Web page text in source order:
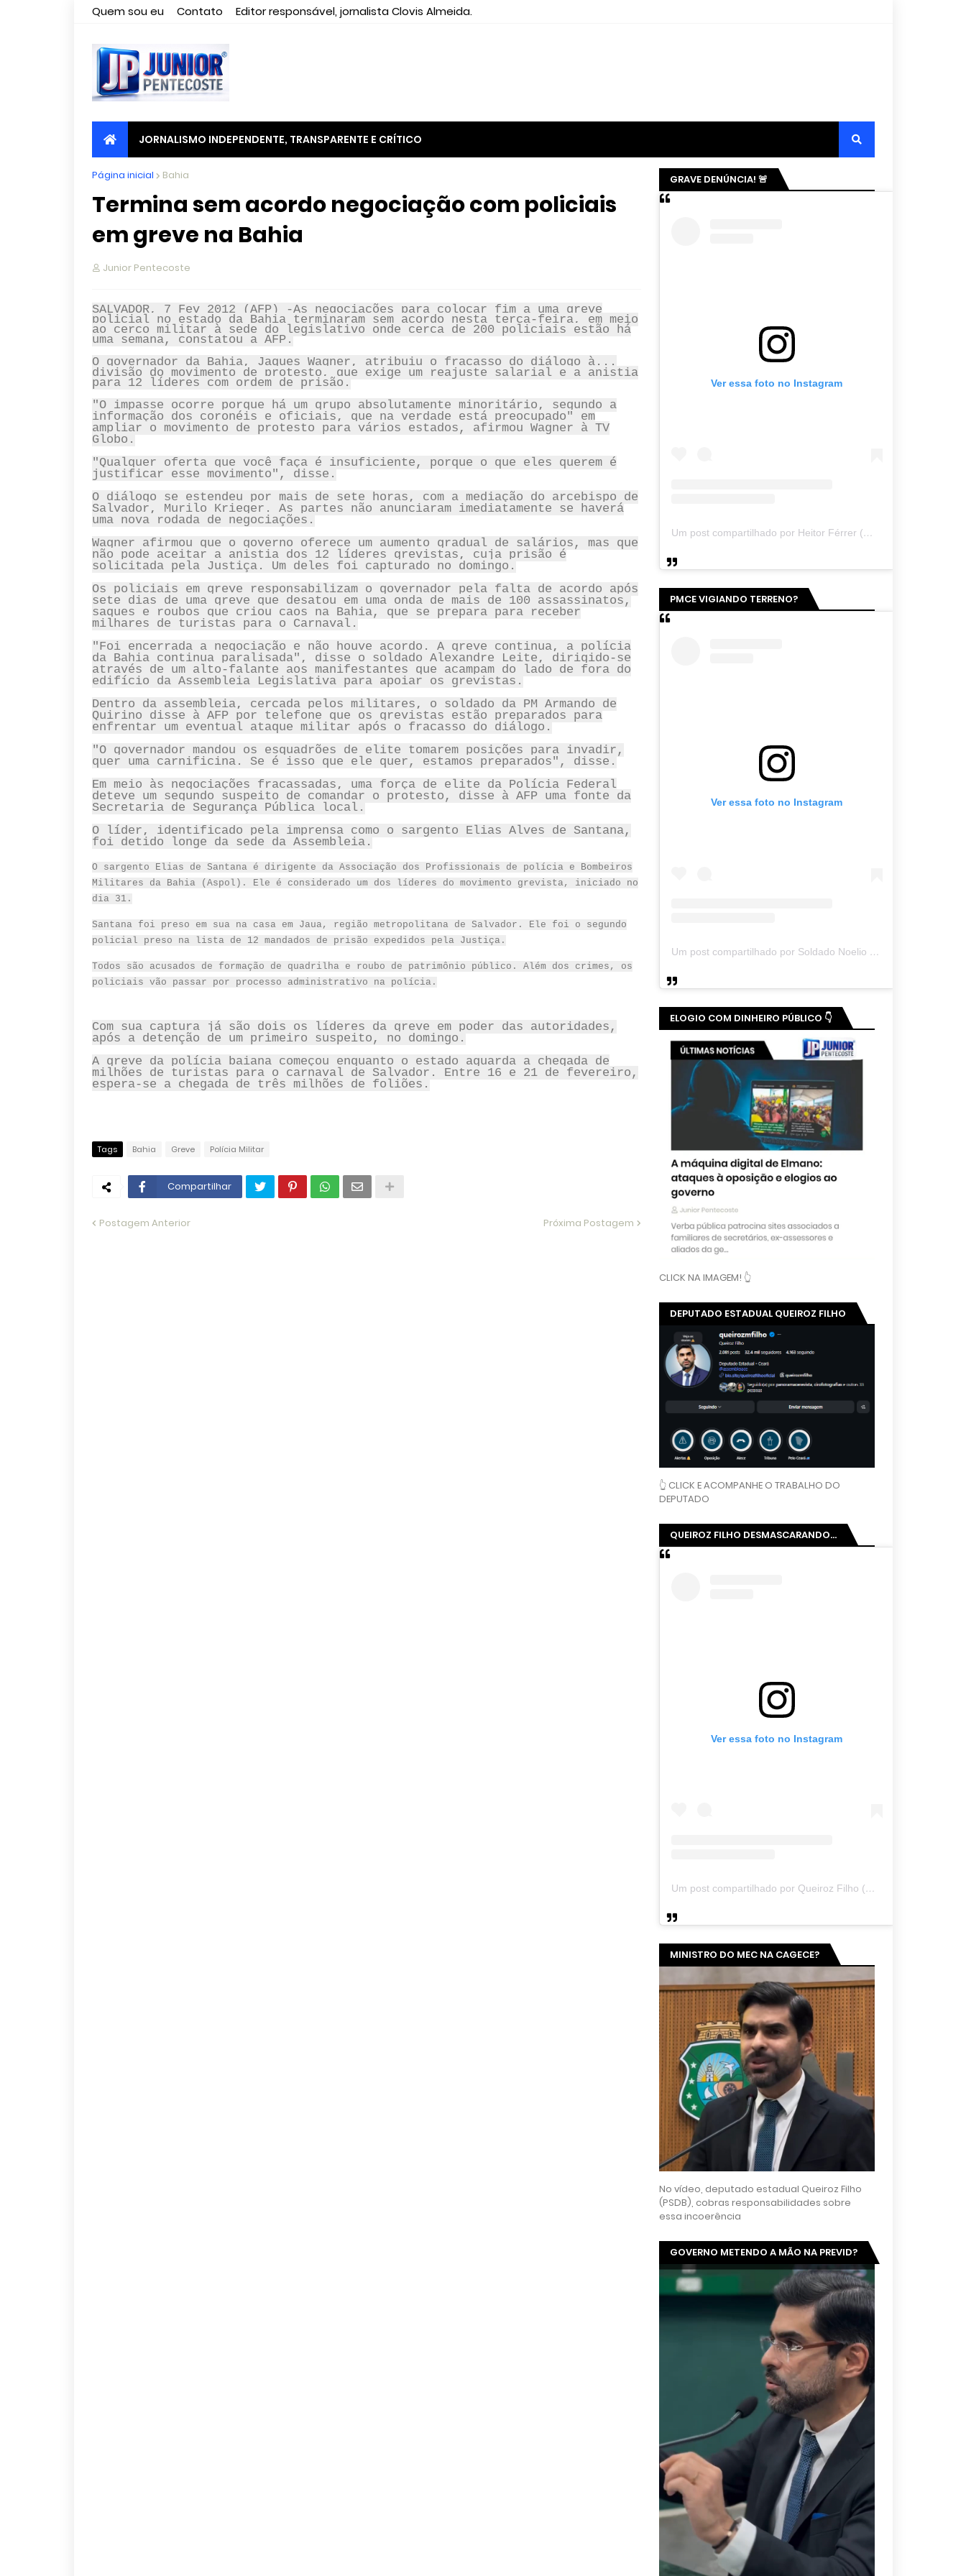
Quem sou eu Contato Editor responsável, jornalista Clovis Almeida.
JORNALISMO INDEPENDENTE, TRANSPARENTE E CRÍTICO
Página inicial Bahia
Termina sem acordo negociação com policiais
em greve na Bahia
Junior Pentecoste
SALVADOR, 7 Fev 2012 (AFP) -As negociações para colocar fim a uma greve
policial no estado da Bahia terminaram sem acordo nesta terça-feira, em meio
ao cerco militar à sede do legislativo onde cerca de 200 policiais estão há
uma semana, constatou a AFP.
O governador da Bahia, Jaques Wagner, atribuiu o fracasso do diálogo à...
divisão do movimento de protesto, que exige um reajuste salarial e a anistia
para 12 líderes com ordem de prisão.
"O impasse ocorre porque há um grupo absolutamente minoritário, segundo a
informação dos coronéis e oficiais, que na verdade está preocupado" em
ampliar o movimento de protesto para vários estados, afirmou Wagner à TV
Globo.
"Qualquer oferta que você faça é insuficiente, porque o que eles querem é
justificar esse movimento", disse.
O diálogo se estendeu por mais de sete horas, com a mediação do arcebispo de
Salvador, Murilo Krieger. As partes não anunciaram imediatamente se haverá
uma nova rodada de negociações.
Wagner afirmou que o governo oferece um aumento gradual de salários, mas que
não pode aceitar a anistia dos 12 líderes grevistas, cuja prisão é
solicitada pela Justiça. Um deles foi capturado no domingo.
Os policiais em greve responsabilizam o governador pela falta de acordo após
sete dias de uma greve que desatou em uma onda de mais de 100 assassinatos,
saques e roubos que criou caos na Bahia, que se prepara para receber
milhares de turistas para o Carnaval.
"Foi encerrada a negociação e não houve acordo. A greve continua, a polícia
da Bahia continua paralisada", disse o soldado Alexandre Leite, dirigido-se
através de um alto-falante aos manifestantes que acampam do lado de fora do
edifício da Assembleia Legislativa para apoiar os grevistas.
Dentro da assembleia, cercada pelos militares, o soldado da PM Armando de
Quirino disse à AFP por telefone que os grevistas estão preparados para
enfrentar um eventual ataque militar após o fracasso do diálogo.
"O governador mandou os esquadrões de elite tomarem posições para invadir,
quer uma carnificina. Se é isso que ele quer, estamos preparados", disse.
Em meio às negociações fracassadas, uma força de elite da Polícia Federal
deteve um segundo suspeito de comandar o protesto, disse à AFP uma fonte da
Secretaria de Segurança Pública local.
O líder, identificado pela imprensa como o sargento Elias Alves de Santana,
foi detido longe da sede da Assembleia.
O sargento Elias de Santana é dirigente da Associação dos Profissionais de polícia e Bombeiros
Militares da Bahia (Aspol). Ele é considerado um dos líderes do movimento grevista, iniciado no
dia 31.
Santana foi preso em sua na casa em Jaua, região metropolitana de Salvador. Ele foi o segundo
policial preso na lista de 12 mandados de prisão expedidos pela Justiça.
Todos são acusados de formação de quadrilha e roubo de patrimônio público. Além dos crimes, os
policiais vão passar por processo administrativo na polícia.
Com sua captura já são dois os líderes da greve em poder das autoridades,
após a detenção de um primeiro suspeito, no domingo.
A greve da polícia baiana começou enquanto o estado aguarda a chegada de
milhões de turistas para o carnaval de Salvador. Entre 16 e 21 de fevereiro,
espera-se a chegada de três milhões de foliões.
Tags Bahia Greve Polícia Militar
Compartilhar
Postagem Anterior Próxima Postagem
GRAVE DENÚNCIA! 🚨
Ver essa foto no Instagram
Um post compartilhado por Heitor Férrer (@heitor_ferrer77)
PMCE VIGIANDO TERRENO?
Ver essa foto no Instagram
Um post compartilhado por Soldado Noelio (@soldadonoelio)
ELOGIO COM DINHEIRO PÚBLICO 👇
CLICK NA IMAGEM! 👆
DEPUTADO ESTADUAL QUEIROZ FILHO
👆 CLICK E ACOMPANHE O TRABALHO DO
DEPUTADO
QUEIROZ FILHO DESMASCARANDO...
Ver essa foto no Instagram
Um post compartilhado por Queiroz Filho (@queirozmfilho)
MINISTRO DO MEC NA CAGECE?
No vídeo, deputado estadual Queiroz Filho
(PSDB), cobras responsabilidades sobre
essa incoerência
GOVERNO METENDO A MÃO NA PREVID?